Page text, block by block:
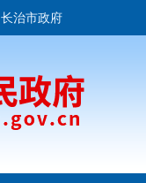
长治市政府